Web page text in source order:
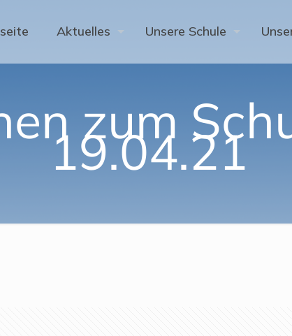
Aktuelles Unsere Schule
zum
19.04.21